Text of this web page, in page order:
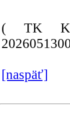
( TK
[naspäť]